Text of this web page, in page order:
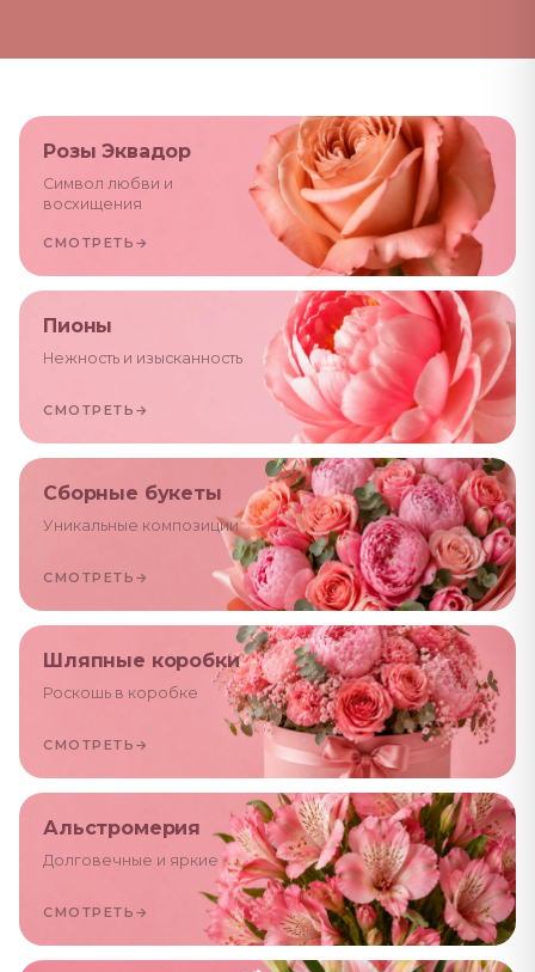
Розы Эквадор
Символ любви и
восхищения
СМОТРЕТЬ →
Пионы
Нежность и изысканность
СМОТРЕТЬ →
Сборные букеты
Уникальные композиции
СМОТРЕТЬ →
Шляпные коробки
Роскошь в коробке
СМОТРЕТЬ →
Альстромерия
Долговечные и яркие
СМОТРЕТЬ →